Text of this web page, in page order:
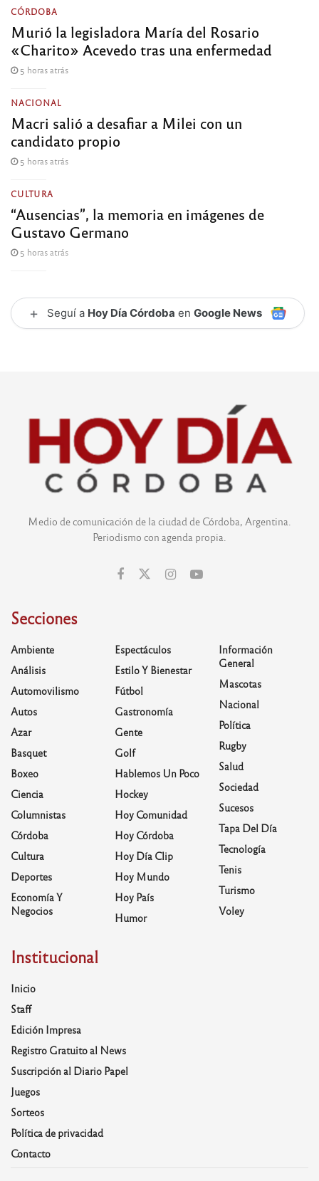
CÓRDOBA
Murió la legisladora María del Rosario
«Charito» Acevedo tras una enfermedad
5 horas atrás
NACIONAL
Macri salió a desafiar a Milei con un
candidato propio
5 horas atrás
CULTURA
“Ausencias”, la memoria en imágenes de
Gustavo Germano
5 horas atrás
+ Seguí a Hoy Día Córdoba en Google News
Medio de comunicación de la ciudad de Córdoba, Argentina.
Periodismo con agenda propia.
Secciones
Ambiente
Análisis
Automovilismo
Autos
Azar
Basquet
Boxeo
Ciencia
Columnistas
Córdoba
Cultura
Deportes
Economía Y
Negocios
Espectáculos
Estilo Y Bienestar
Fútbol
Gastronomía
Gente
Golf
Hablemos Un Poco
Hockey
Hoy Comunidad
Hoy Córdoba
Hoy Día Clip
Hoy Mundo
Hoy País
Humor
Información
General
Mascotas
Nacional
Política
Rugby
Salud
Sociedad
Sucesos
Tapa Del Día
Tecnología
Tenis
Turismo
Voley
Institucional
Inicio
Staff
Edición Impresa
Registro Gratuito al News
Suscripción al Diario Papel
Juegos
Sorteos
Política de privacidad
Contacto